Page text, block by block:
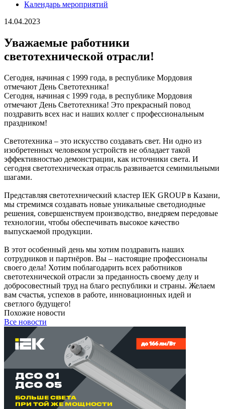
Календарь мероприятий
14.04.2023
Уважаемые работники
светотехнической отрасли!
Сегодня, начиная с 1999 года, в республике Мордовия
отмечают День Светотехника!
Сегодня, начиная с 1999 года, в республике Мордовия
отмечают День Светотехника! Это прекрасный повод
поздравить всех нас и наших коллег с профессиональным
праздником!
Светотехника – это искусство создавать свет. Ни одно из
изобретенных человеком устройств не обладает такой
эффективностью демонстрации, как источники света. И
сегодня светотехническая отрасль развивается семимильными
шагами.
Представляя светотехнический кластер IEK GROUP в Казани,
мы стремимся создавать новые уникальные светодиодные
решения, совершенствуем производство, внедряем передовые
технологии, чтобы обеспечивать высокое качество
выпускаемой продукции.
В этот особенный день мы хотим поздравить наших
сотрудников и партнёров. Вы – настоящие профессионалы
своего дела! Хотим поблагодарить всех работников
светотехнической отрасли за преданность своему делу и
добросовестный труд на благо республики и страны. Желаем
вам счастья, успехов в работе, инновационных идей и
светлого будущего!
Похожие новости
Все новости